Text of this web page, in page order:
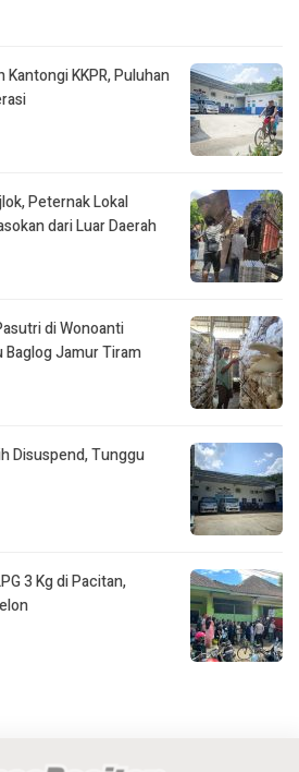
Kantongi KKPR, Puluhan
Peternak Lokal
dari Luar Daerah
di Wonoanti
Baglog Jamur Tiram
Disuspend, Tunggu
3 Kg di Pacitan,